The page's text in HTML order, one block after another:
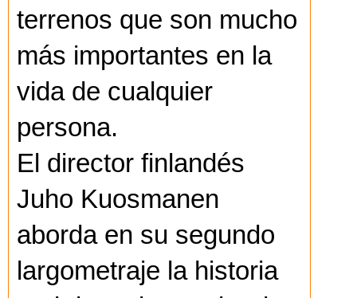
terrenos que son mucho
más importantes en la
vida de cualquier
persona.
El director finlandés
Juho Kuosmanen
aborda en su segundo
largometraje la historia